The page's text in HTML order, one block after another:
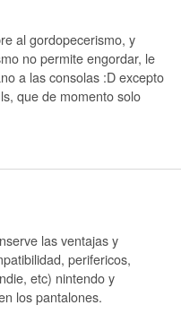
al gordopecerismo, y
no permite engordar, le
a las consolas :D excepto
que de momento solo
las ventajas y
perifericos,
etc) nintendo y
los pantalones.